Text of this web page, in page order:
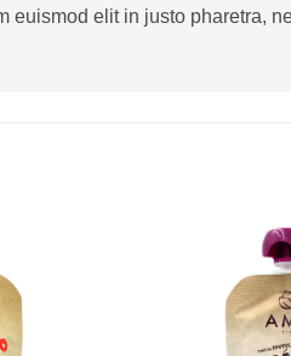
euismod elit in justo pharetra,